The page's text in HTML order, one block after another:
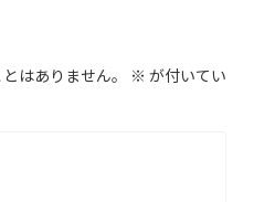
はありません。 ※ が付いてい